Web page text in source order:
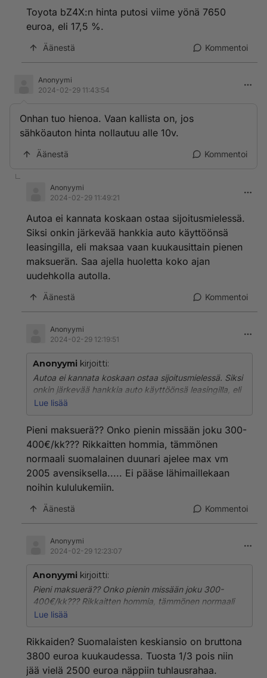
Toyota bZ4X:n hinta putosi viime yönä 7650
euroa, eli 17,5 %.
Äänestä Kommentoi
Anonyymi
2024-02-29 11:43:54
Onhan tuo hienoa. Vaan kallista on, jos
sähköauton hinta nollautuu alle 10v.
Äänestä Kommentoi
Anonyymi
2024-02-29 11:49:21
Autoa ei kannata koskaan ostaa sijoitusmielessä.
Siksi onkin järkevää hankkia auto käyttöönsä
leasingilla, eli maksaa vaan kuukausittain pienen
maksuerän. Saa ajella huoletta koko ajan
uudehkolla autolla.
Äänestä Kommentoi
Anonyymi
2024-02-29 12:19:51
Anonyymi kirjoitti:
Autoa ei kannata koskaan ostaa sijoitusmielessä. Siksi
onkin järkevää hankkia auto käyttöönsä leasingilla, eli
maksaa vaan kuukausittain pienen maksuerän. Saa
Lue lisää
Pieni maksuerä?? Onko pienin missään joku 300-
400€/kk??? Rikkaitten hommia, tämmönen
normaali suomalainen duunari ajelee max vm
2005 avensiksella..... Ei pääse lähimaillekaan
noihin kululukemiin.
Äänestä Kommentoi
Anonyymi
2024-02-29 12:23:07
Anonyymi kirjoitti:
Pieni maksuerä?? Onko pienin missään joku 300-
400€/kk??? Rikkaitten hommia, tämmönen normaali
suomalainen duunari ajelee max vm 2005
kululukemiin.
Lue lisää
Rikkaiden? Suomalaisten keskiansio on bruttona
3800 euroa kuukaudessa. Tuosta 1/3 pois niin
jää vielä 2500 euroa näppiin tuhlausrahaa.